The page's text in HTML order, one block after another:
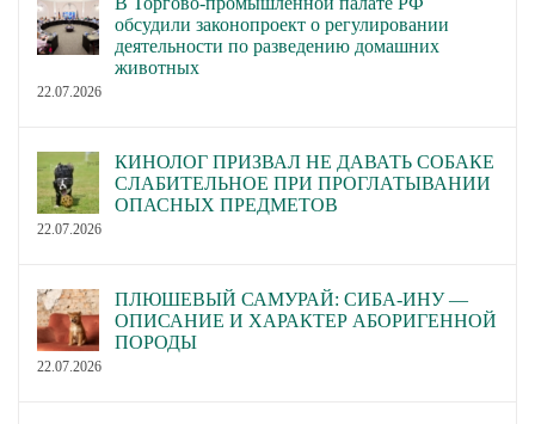
обсудили законопроект о регулировании
деятельности по разведению домашних
животных
22.07.2026
КИНОЛОГ ПРИЗВАЛ НЕ ДАВАТЬ СОБАКЕ
СЛАБИТЕЛЬНОЕ ПРИ ПРОГЛАТЫВАНИИ
ОПАСНЫХ ПРЕДМЕТОВ
22.07.2026
ПЛЮШЕВЫЙ САМУРАЙ: СИБА-ИНУ —
ОПИСАНИЕ И ХАРАКТЕР АБОРИГЕННОЙ
ПОРОДЫ
22.07.2026